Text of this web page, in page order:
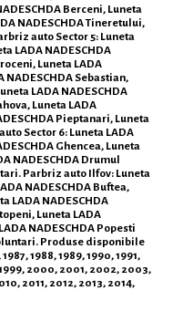
Berceni, Luneta
NADESCHDA Tineretului,
auto Sector 5: Luneta
LADA NADESCHDA
Luneta LADA
NADESCHDA Sebastian,
LADA NADESCHDA
Luneta LADA
Pieptanari, Luneta
Sector 6: Luneta LADA
Ghencea, Luneta
NADESCHDA Drumul
Parbriz auto Ilfov: Luneta
NADESCHDA Buftea,
LADA NADESCHDA
Luneta LADA
NADESCHDA Popesti
Produse disponibile
1988, 1989, 1990, 1991,
1999, 2000, 2001, 2002, 2003,
2011, 2012, 2013, 2014,